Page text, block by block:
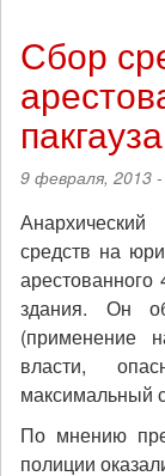
в
не
гостей
Сбор
пакгауза
9 февраля, 2013
средств на
здания. Он
(применение
власти,
максимальный
По мнению
полиции